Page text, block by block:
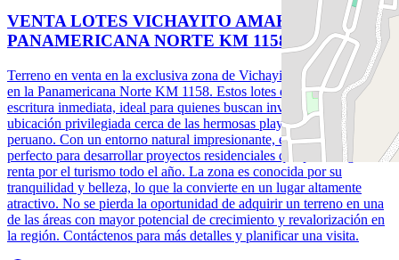
VENTA LOTES VICHAYITO AMAK
PANAMERICANA NORTE KM 1158
Terreno en venta en la exclusiva zona de Vichayito, Talara, ubicado
en la Panamericana Norte KM 1158. Estos lotes de terreno ofrecen
escritura inmediata, ideal para quienes buscan invertir en una
ubicación privilegiada cerca de las hermosas playas del norte
peruano. Con un entorno natural impresionante, este terreno es
perfecto para desarrollar proyectos residenciales que pueden generar
renta por el turismo todo el año. La zona es conocida por su
tranquilidad y belleza, lo que la convierte en un lugar altamente
atractivo. No se pierda la oportunidad de adquirir un terreno en una
de las áreas con mayor potencial de crecimiento y revalorización en
la región. Contáctenos para más detalles y planificar una visita.